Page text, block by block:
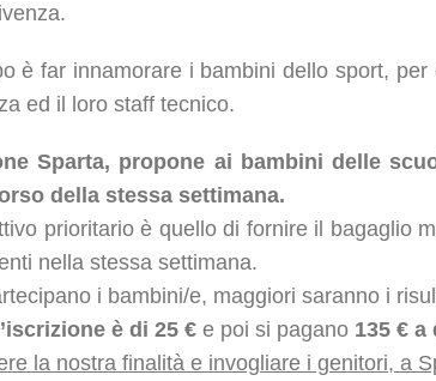
è far innamorare i bambini dello sport,
ed il loro staff tecnico.
Sparta, propone ai bambini delle
della stessa settimana.
prioritario è quello di fornire il bagaglio
nella stessa settimana.
i bambini/e, maggiori saranno i
è di 25 € e poi si pagano 135 €
la nostra finalità e invogliare i genitori, a